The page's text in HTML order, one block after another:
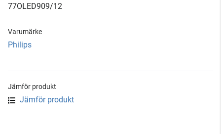
77OLED909/12
Varumärke
Philips
Jämför produkt
Jämför produkt